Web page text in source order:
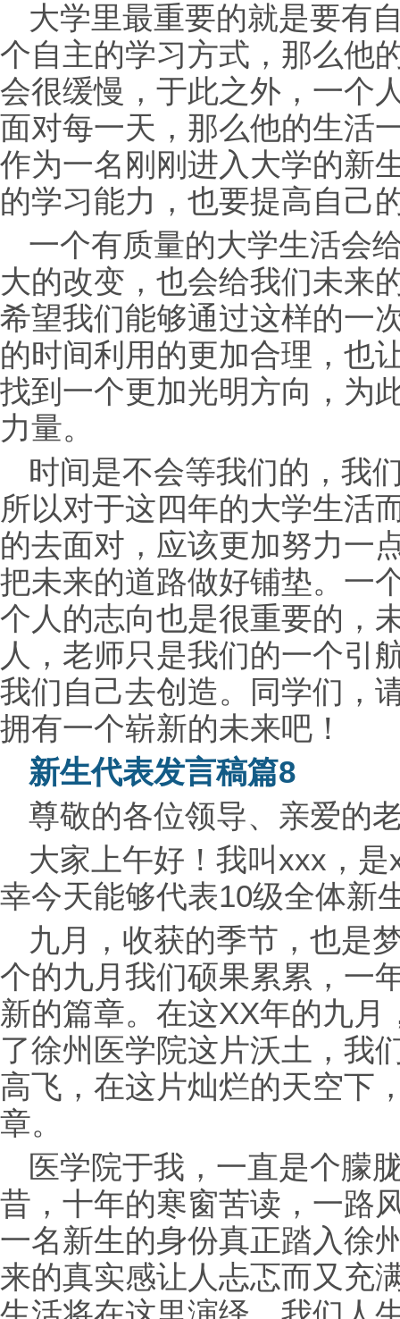
大学里最重要的就是要有
个自主的学习方式，那么他
会很缓慢，于此之外，一个
面对每一天，那么他的生活
作为一名刚刚进入大学的新
的学习能力，也要提高自己
一个有质量的大学生活会
大的改变，也会给我们未来
希望我们能够通过这样的一
的时间利用的更加合理，也
找到一个更加光明方向，为
力量。
时间是不会等我们的，我
所以对于这四年的大学生活
的去面对，应该更加努力一
把未来的道路做好铺垫。一
个人的志向也是很重要的，
人，老师只是我们的一个引
我们自己去创造。同学们，
拥有一个崭新的未来吧！
新生代表发言稿篇8
尊敬的各位领导、亲爱的
大家上午好！我叫xxx，
幸今天能够代表10级全体新
九月，收获的季节，也是
个的九月我们硕果累累，一
新的篇章。在这XX年的九月
了徐州医学院这片沃土，我
高飞，在这片灿烂的天空下
章。
医学院于我，一直是个朦
昔，十年的寒窗苦读，一路
一名新生的身份真正踏入徐
来的真实感让人忐忑而又